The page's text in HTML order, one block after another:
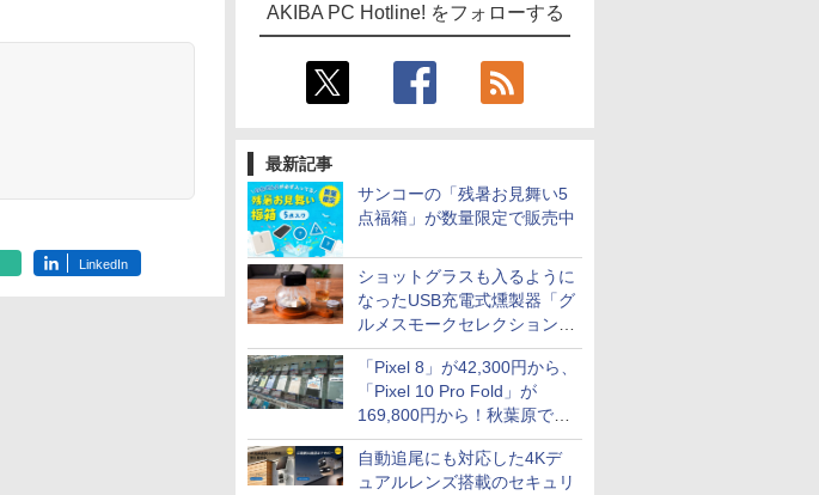
AKIBA PC Hotline! をフォローする
最新記事
サンコーの「残暑お見舞い5
点福箱」が数量限定で販売中
ショットグラスも入るように
なったUSB充電式燻製器「グ
ルメスモークセレクション
2」がサンコーから
「Pixel 8」が42,300円から、
「Pixel 10 Pro Fold」が
169,800円から！秋葉原で中
古のPixelシリーズがお買い得
自動追尾にも対応した4Kデ
ュアルレンズ搭載のセキュリ
LinkedIn